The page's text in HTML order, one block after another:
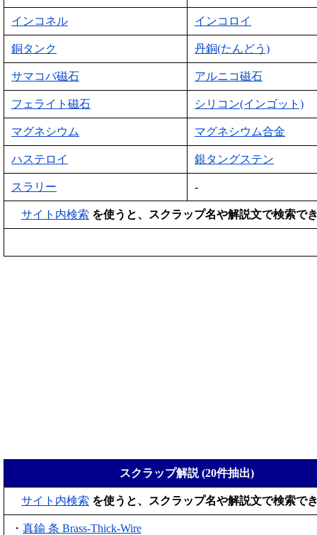
インコネル インコロイ
銅タンク 丹銅(たんどう)
サマコバ磁石 アルニコ磁石
フェライト磁石 シリコン(インゴット)
マグネシウム マグネシウム合金
ハステロイ 銀タングステン
スラリー -
サイト内検索 を使うと、スクラップ名や解説文で検索で
スクラップ解説 (20件抽出)
サイト内検索 を使うと、スクラップ名や解説文で検索で
・ 真鍮 条 Brass-Thick-Wire